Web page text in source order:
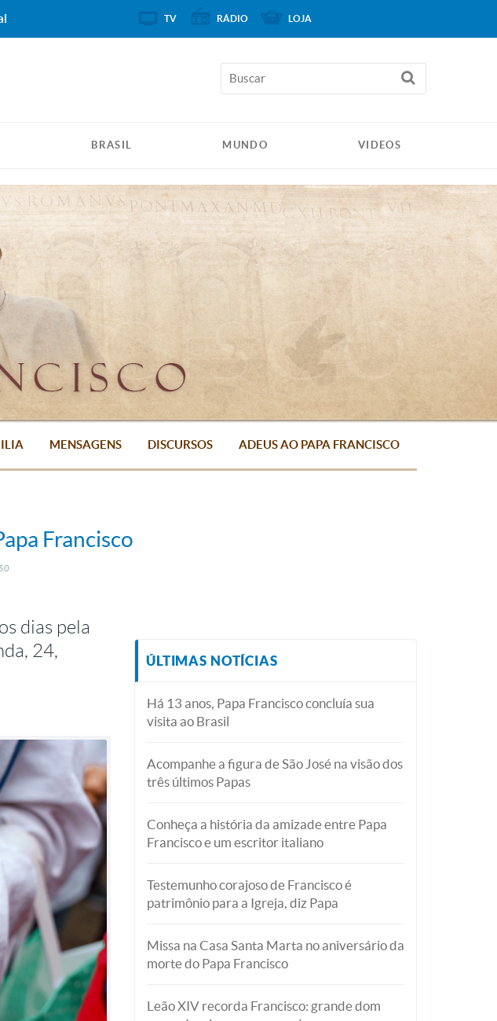
BRASIL MUNDO VIDEOS
MENSAGENS DISCURSOS ADEUS AO PAPA FRANCISCO
Francisco
dias pela
24,
ÚLTIMAS NOTÍCIAS
Há 13 anos, Papa Francisco concluía sua
visita ao Brasil
Acompanhe a figura de São José na visão dos
três últimos Papas
Conheça a história da amizade entre Papa
Francisco e um escritor italiano
Testemunho corajoso de Francisco é
patrimônio para a Igreja, diz Papa
Missa na Casa Santa Marta no aniversário da
morte do Papa Francisco
Leão XIV recorda Francisco: grande dom
TV RÁDIO LOJA